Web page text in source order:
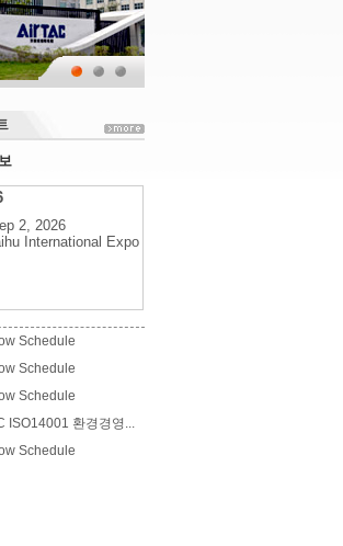
2, 2026
International Expo
International Expo
Schedule
Schedule
Schedule
ISO14001 환경경영...
Schedule